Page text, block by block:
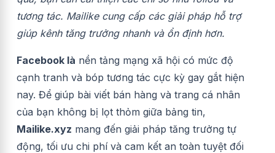
tương tác. Mailike cung cấp các giải pháp hỗ trợ
giúp kênh tăng trưởng nhanh và ổn định hơn.
Facebook là nền tảng mạng xã hội có mức độ
cạnh tranh và bóp tương tác cực kỳ gay gắt hiện
nay. Để giúp bài viết bán hàng và trang cá nhân
của bạn không bị lọt thỏm giữa bảng tin,
Mailike.xyz mang đến giải pháp tăng trưởng tự
động, tối ưu chi phí và cam kết an toàn tuyệt đối